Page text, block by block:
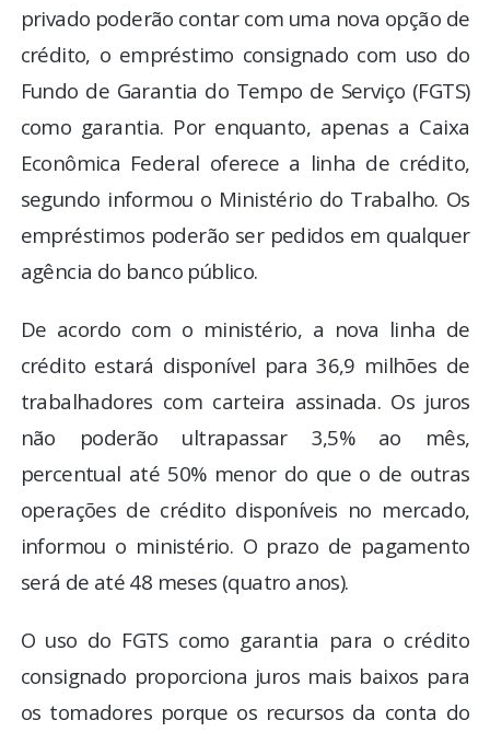
TV LPB
COLUNISTAS
privado poderão contar com uma nova opção de
crédito, o empréstimo consignado com uso do
Fundo de Garantia do Tempo de Serviço (FGTS)
como garantia. Por enquanto, apenas a Caixa
Econômica Federal oferece a linha de crédito,
segundo informou o Ministério do Trabalho. Os
empréstimos poderão ser pedidos em qualquer
agência do banco público.
De acordo com o ministério, a nova linha de
crédito estará disponível para 36,9 milhões de
trabalhadores com carteira assinada. Os juros
não poderão ultrapassar 3,5% ao mês,
percentual até 50% menor do que o de outras
operações de crédito disponíveis no mercado,
informou o ministério. O prazo de pagamento
será de até 48 meses (quatro anos).
O uso do FGTS como garantia para o crédito
consignado proporciona juros mais baixos para
os tomadores porque os recursos da conta do